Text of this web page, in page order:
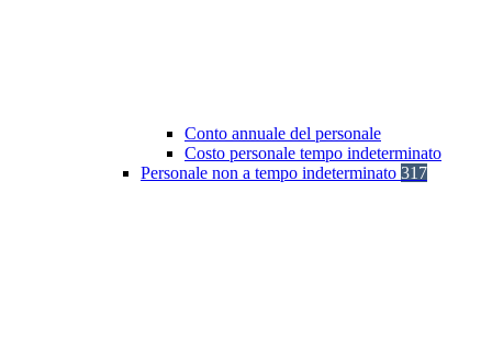
Conto annuale del personale
Costo personale tempo indeterminato
Personale non a tempo indeterminato 317